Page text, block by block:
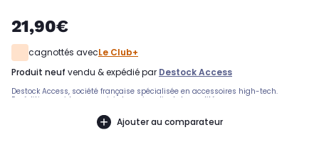
21,90€
cagnottés avecLe Club+
produit neuf vendu & expédié par Destock Access
Destock Access, société française spécialisée en accessoires high-tech.
Expédition rapide avec suivi et service client de qualité.
Ajouter au comparateur